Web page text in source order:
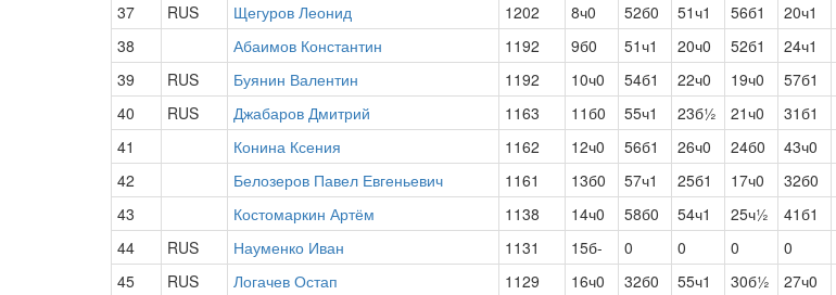
37
RUS Щегуров Леонид 1202 8ч0 52б0 51ч1 56б1 20ч1
38
Абаимов Константин 1192 9б0 51ч1 20ч0 52б1 24ч1
39
RUS Буянин Валентин 1192 10ч0 54б1 22ч0 19ч0 57б1
40
RUS Джабаров Дмитрий 1163 11б0 55ч1 23б½ 21ч0 31б1
41
Конина Ксения 1162 12ч0 56б1 26ч0 24б0 43ч0
42
Белозеров Павел Евгеньевич 1161 13б0 57ч1 25б1 17ч0 32б0
43
Костомаркин Артём 1138 14ч0 58б0 54ч1 25ч½ 41б1
44
RUS Науменко Иван 1131 15б- 0 0 0 0
45
RUS Логачев Остап 1129 16ч0 32б0 55ч1 30б½ 27ч0